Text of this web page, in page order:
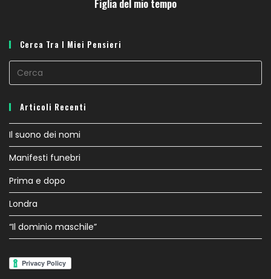
Figlia del mio tempo
Cerca Tra I Miei Pensieri
Articoli Recenti
Il suono dei nomi
Manifesti funebri
Prima e dopo
Londra
“Il dominio maschile”